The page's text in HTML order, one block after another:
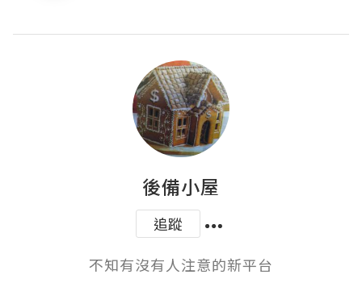
後備小屋
追蹤
不知有沒有人注意的新平台